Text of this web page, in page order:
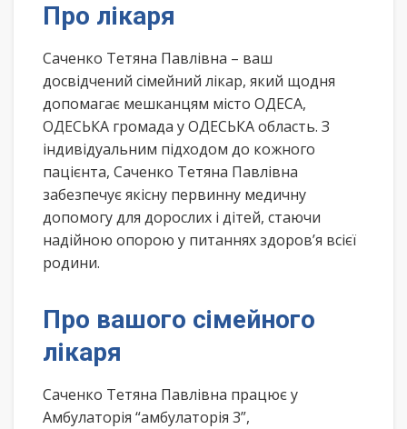
Про лікаря
Саченко Тетяна Павлівна – ваш
досвідчений сімейний лікар, який щодня
допомагає мешканцям місто ОДЕСА,
ОДЕСЬКА громада у ОДЕСЬКА область. З
індивідуальним підходом до кожного
пацієнта, Саченко Тетяна Павлівна
забезпечує якісну первинну медичну
допомогу для дорослих і дітей, стаючи
надійною опорою у питаннях здоров’я всієї
родини.
Про вашого сімейного
лікаря
Саченко Тетяна Павлівна працює у
Амбулаторія “амбулаторія 3”,